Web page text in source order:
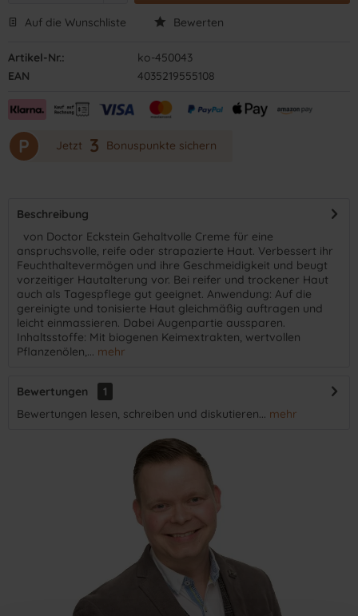
Auf die Wunschliste Bewerten
Artikel-Nr.:
ko-450043
EAN
4035219555108
P Jetzt 3 Bonuspunkte sichern
Beschreibung
​ von Doctor Eckstein Gehaltvolle Creme für eine
anspruchsvolle, reife oder strapazierte Haut. Verbessert ihr
Feuchthaltevermögen und ihre Geschmeidigkeit und beugt
vorzeitiger Hautalterung vor. Bei reifer und trockener Haut
auch als Tagespflege gut geeignet. Anwendung: Auf die
gereinigte und tonisierte Haut gleichmäßig auftragen und
leicht einmassieren. Dabei Augenpartie aussparen.
Inhaltsstoffe: Mit biogenen Keimextrakten, wertvollen
Pflanzenölen,... mehr
Bewertungen
1
Bewertungen lesen, schreiben und diskutieren... mehr